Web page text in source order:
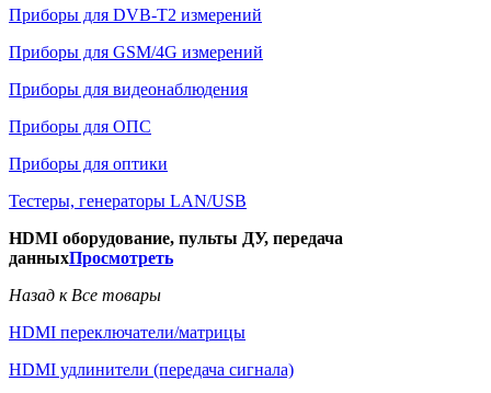
Приборы для DVB-T2 измерений
Приборы для GSM/4G измерений
Приборы для видеонаблюдения
Приборы для ОПС
Приборы для оптики
Тестеры, генераторы LAN/USB
HDMI оборудование, пульты ДУ, передача
данныхПросмотреть
Назад к Все товары
HDMI переключатели/матрицы
HDMI удлинители (передача сигнала)